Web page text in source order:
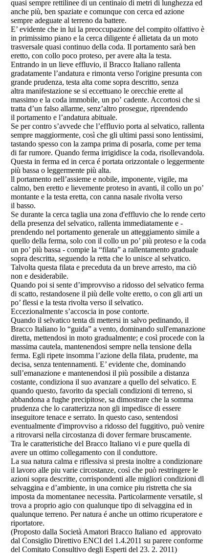
quasi sempre rettilinee di un centinaio di metri di lunghezza ed
anche più, ben spaziate e comunque con cerca ed azione
sempre adeguate al terreno da battere.
E’ evidente che in lui la preoccupazione del compito olfattivo è
in primissimo piano e la cerca diligente é allietata da un moto
trasversale quasi continuo della coda. Il portamento sarà ben
eretto, con collo poco proteso, per avere alta la testa.
Entrando in un lieve effluvio, il Bracco Italiano rallenta
gradatamente l’andatura e rimonta verso l'origine presunta con
grande prudenza, testa alta come sopra descritto, senza
altra manifestazione se si eccettuano le orecchie erette al
massimo e la coda immobile, un po’ cadente. Accortosi che si
tratta d’un falso allarme, senz’altro prosegue, riprendendo
il portamento e l’andatura abituale.
Se per contro s’avvede che l’effluvio porta al selvatico, rallenta
sempre maggiormente, così che gli ultimi passi sono lentissimi,
tastando spesso con la zampa prima di posarla, come per tema
di far rumore. Quando ferma irrigidisce la coda, risollevandola.
Questa in ferma ed in cerca é portata orizzontale o leggermente
più bassa o leggermente più alta.
ll portamento nell’assieme e nobile, imponente, vigile, ma
calmo, ben eretto e lievemente proteso in avanti, il collo un po’
montante e la testa eretta, con canna nasale rivolta verso
il basso.
Se durante la cerca taglia una zona d'effluvio che lo rende certo
della presenza del selvatico, rallenta immediatamente e -
prendendo nel portamento generale un atteggiamento simile a
quello della ferma, solo con il collo un po’ più proteso e la coda
un po’ più bassa - compie la “filata” a rallentamento graduale
sopra descritta, seguendo la retta che lo unisce al selvatico.
Talvolta questa filata e preceduta da un breve arresto, ma ciò
non e desiderabile.
Quando poi si sente d’improvviso a ridosso del selvatico ferma
di scatto, restandosene il più delle volte eretto, o con gli arti un
po’ flessi e la testa rivolta verso il selvatico.
Eccezionalmente s’accoscia in pose contorte.
Quando il selvatico tenta di mettersi in salvo pedinando, il
Bracco Italiano lo “guida” a vento, dominando sull'emanazione
diretta, mettendosi in moto gradualmente; e così procede con la
massima cautela, mantenendosi sempre nella tensione della
ferma. Egli ripete insomma l’azione della filata, prudente, ma
decisa, senza tentennamenti. E’ evidente che, dominando
sull’emanazione e mantenendosi il più possibile a distanza
costante, condiziona il suo avanzare a quello del selvatico. E
quando questo, favorito da speciali condizioni di terreno, si
abbandona a fughe precipitose, sa dimostrare che la somma
prudenza che lo caratterizza non gli impedisce di essere
inseguitore tenace e serrato. In questo caso, sentendosi
eventualmente d'improvviso a ridosso del fuggitivo, può venire
a ritrovarsi nella circostanza di dover fermare bruscamente.
Tra le caratteristiche del Bracco Italiano vi e pure quella di
avere un ottimo collegamento con il conduttore.
La sua natura calma e riflessiva si presta inoltre a condizionare
il lavoro alle piu varie circostanze, così che può restringere le
azioni sopra descritte, corrispondenti alle migliori condizioni dl
selvaggina e d’ambiente, in una cornice piu ristretta che sia
imposta da momentanee necessita. Particolarmente versatile, sl
trova a proprio agio con qualunque tipo di selvaggina ed in
qualunque terreno. Per natura é anche un ottimo ricuperatore e
riportatore.
(Proposto dalla Società Amatori Bracco Italiano ed approvato
dal Consiglio Direttivo ENCI del 1.4.2011 su parere conforme
del Comitato Consultivo degli Esperti del 23. 2. 2011)